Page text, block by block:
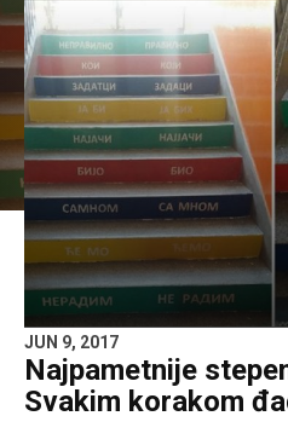
JUN 9, 2017
Najpametnije
Svakim korakom